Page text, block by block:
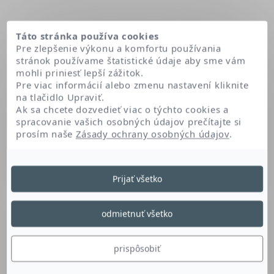
Domov Iron oxides (ci 77499)
Iron Oxides (Ci 77499)
Čierny pigment optimalizuje a stabilizuje farbu
produktu.
Táto stránka používa cookies
Pre zlepšenie výkonu a komfortu používania
stránok používame štatistické údaje aby sme vám
mohli priniesť lepší zážitok.
Pre viac informácií alebo zmenu nastavení kliknite
na tlačidlo Upraviť.
Ak sa chcete dozvedieť viac o týchto cookies a
spracovanie vašich osobných údajov prečítajte si
prosím naše Zásady ochrany osobných údajov.
prispôsobiť
odmietnuť všetko
Prijať všetko